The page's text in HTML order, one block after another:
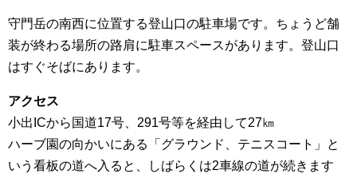
守門岳の南西に位置する登山口の駐車場です。ちょうど舗
装が終わる場所の路肩に駐車スペースがあります。登山口
はすぐそばにあります。
アクセス
小出ICから国道17号、291号等を経由して27㎞
ハーブ園の向かいにある「グラウンド、テニスコート」と
いう看板の道へ入ると、しばらくは2車線の道が続きます